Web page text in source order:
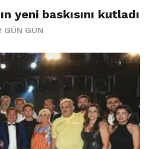
yeni baskısını kutladı
GÜN GÜN